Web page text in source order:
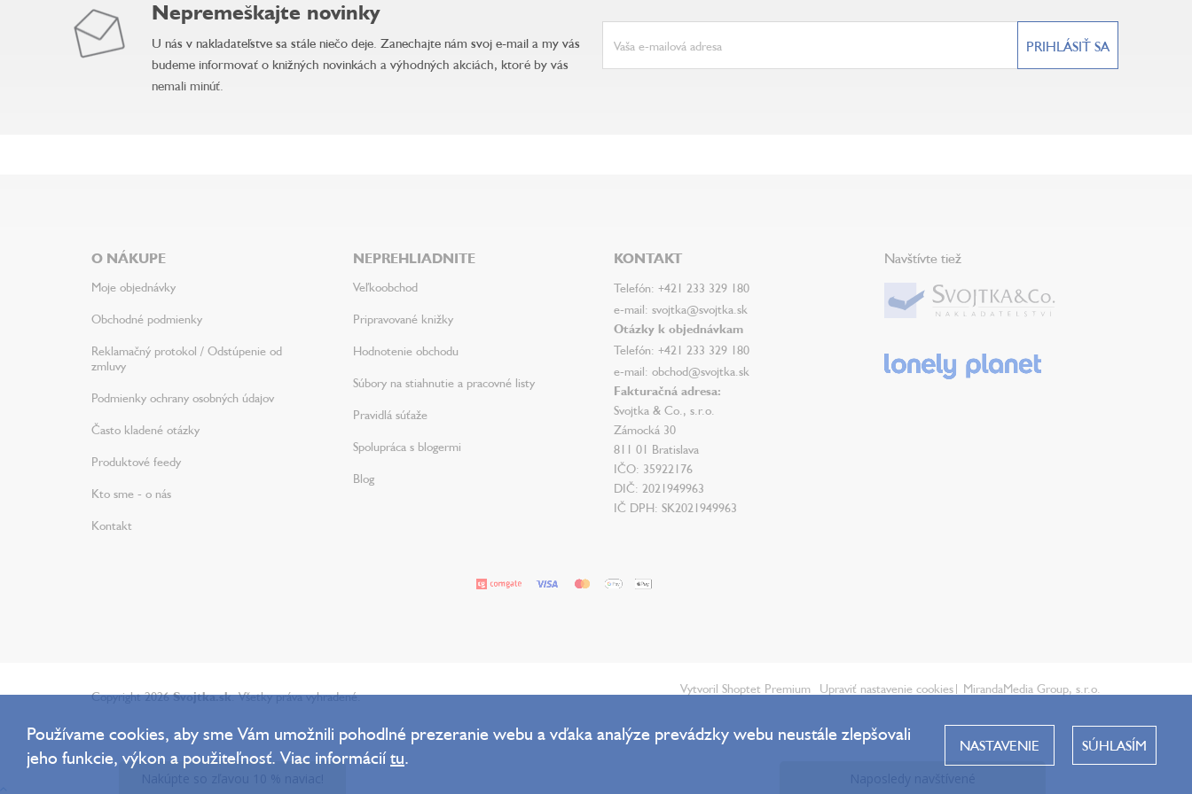
Používame cookies, aby sme Vám umožnili pohodlné prezeranie webu a vďaka analýze prevádzky webu neustále zlepšovali
jeho funkcie, výkon a použiteľnosť. Viac informáciítu.
NASTAVENIE SÚHLASÍM
Nepremeškajte novinky
U nás v nakladateľstve sa stále niečo deje. Zanechajte nám svoj e-mail a my vás
budeme informovať o knižných novinkách a výhodných akciách, ktoré by vás
nemali minúť.
PRIHLÁSIŤ SA
O NÁKUPE
Moje objednávky
Obchodné podmienky
Reklamačný protokol / Odstúpenie od
zmluvy
Podmienky ochrany osobných údajov
Často kladené otázky
Produktové feedy
Kto sme - o nás
Kontakt
NEPREHLIADNITE
Veľkoobchod
Pripravované knižky
Hodnotenie obchodu
Súbory na stiahnutie a pracovné listy
Pravidlá súťaže
Spolupráca s blogermi
Blog
KONTAKT
Telefón: +421 233 329 180
e-mail: svojtka@svojtka.sk
Otázky k objednávkam
Telefón: +421 233 329 180
e-mail: obchod@svojtka.sk
Fakturačná adresa:
Svojtka & Co., s.r.o.
Zámocká 30
811 01 Bratislava
IČO: 35922176
DIČ: 2021949963
IČ DPH: SK2021949963
Navštívte tiež
Copyright 2026Svojtka.sk. Všetky práva vyhradené.
Vytvoril Shoptet Premium Upraviť nastavenie cookies| MirandaMedia Group, s.r.o.